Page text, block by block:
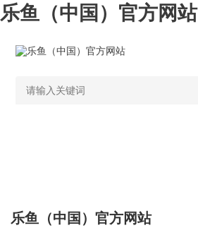
乐鱼（中国）官方网站
乐鱼（中国）官方网站